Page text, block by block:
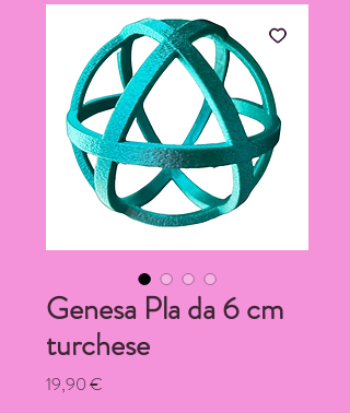
Genesa Pla da 6 cm
turchese
19,90 €